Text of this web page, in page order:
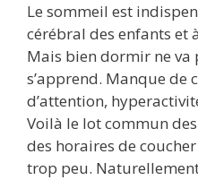
Le sommeil est
cérébral des enfants et
Mais bien dormir ne va
s’apprend. Manque de
d’attention,
Voilà le lot commun
des horaires de
trop peu.